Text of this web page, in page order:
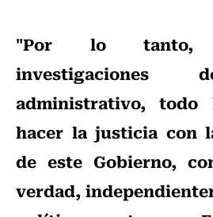
"Por lo tanto,
investigaciones
administrativo,
hacer la justicia con
de este Gobierno,
verdad,